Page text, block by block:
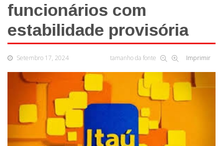
funcionários com
estabilidade provisória
Setembro 17, 2024 tamanho da fonte Imprimir